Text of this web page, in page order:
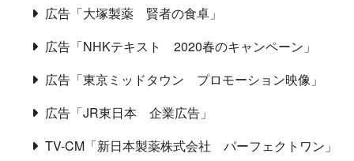
広告「大塚製薬 賢者の食卓」
広告「NHKテキスト 2020春のキャンペーン」
広告「東京ミッドタウン プロモーション映像」
広告「JR東日本 企業広告」
TV-CM「新日本製薬株式会社 パーフェクトワン」